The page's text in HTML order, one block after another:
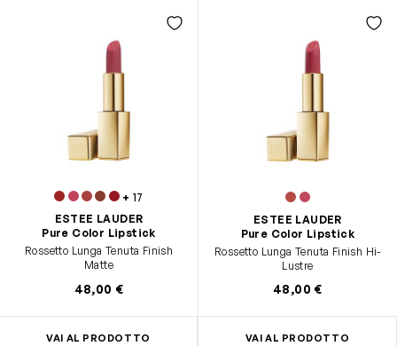
+ 17
ESTEE LAUDER
Pure Color Lipstick
Rossetto Lunga Tenuta Finish
Matte
48,00 €
VAI AL PRODOTTO
ESTEE LAUDER
Pure Color Lipstick
Rossetto Lunga Tenuta Finish Hi-
Lustre
48,00 €
VAI AL PRODOTTO